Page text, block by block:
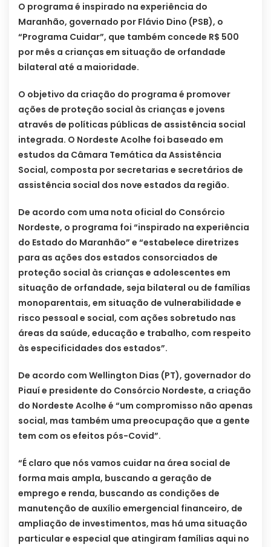
O programa é inspirado na experiência do
Maranhão, governado por Flávio Dino (PSB), o
“Programa Cuidar”, que também concede R$ 500
por mês a crianças em situação de orfandade
bilateral até a maioridade.
O objetivo da criação do programa é promover
ações de proteção social às crianças e jovens
através de políticas públicas de assistência social
integrada. O Nordeste Acolhe foi baseado em
estudos da Câmara Temática da Assistência
Social, composta por secretarias e secretários de
assistência social dos nove estados da região.
De acordo com uma nota oficial do Consórcio
Nordeste, o programa foi “inspirado na experiência
do Estado do Maranhão” e “estabelece diretrizes
para as ações dos estados consorciados de
proteção social às crianças e adolescentes em
situação de orfandade, seja bilateral ou de famílias
monoparentais, em situação de vulnerabilidade e
risco pessoal e social, com ações sobretudo nas
áreas da saúde, educação e trabalho, com respeito
às especificidades dos estados”.
De acordo com Wellington Dias (PT), governador do
Piauí e presidente do Consórcio Nordeste, a criação
do Nordeste Acolhe é “um compromisso não apenas
social, mas também uma preocupação que a gente
tem com os efeitos pós-Covid”.
“É claro que nós vamos cuidar na área social de
forma mais ampla, buscando a geração de
emprego e renda, buscando as condições de
manutenção de auxílio emergencial financeiro, de
ampliação de investimentos, mas há uma situação
particular e especial que atingiram famílias aqui no